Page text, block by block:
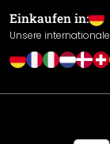
Cookie
Einkaufen in:
Unsere